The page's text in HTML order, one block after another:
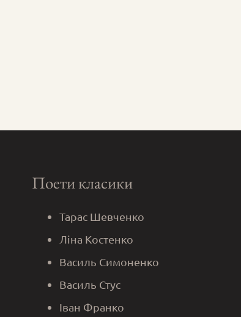
Поети класики
Тарас Шевченко
Ліна Костенко
Василь Симоненко
Василь Стус
Іван Франко